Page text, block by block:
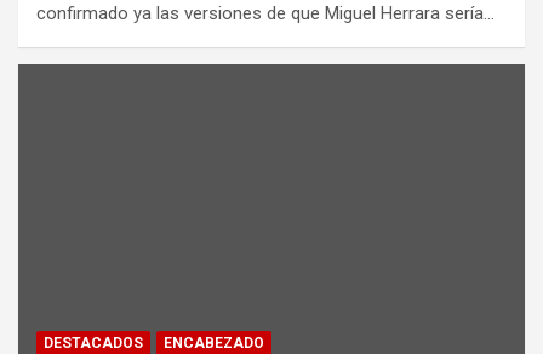
confirmado ya las versiones de que Miguel Herrara sería…
DESTACADOS ENCABEZADO